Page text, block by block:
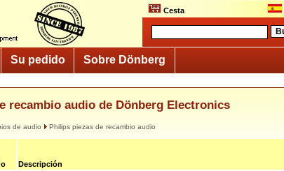
Cesta
Su pedido Sobre Dönberg
recambio audio de Dönberg Electronics
de audio Philips piezas de recambio audio
Descripción